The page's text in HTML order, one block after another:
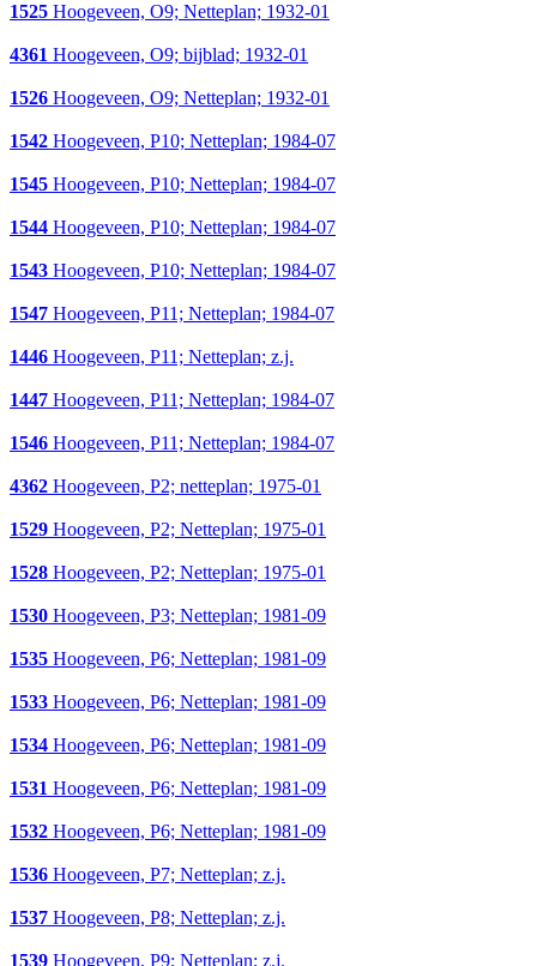
1525 Hoogeveen, O9; Netteplan; 1932-01
4361 Hoogeveen, O9; bijblad; 1932-01
1526 Hoogeveen, O9; Netteplan; 1932-01
1542 Hoogeveen, P10; Netteplan; 1984-07
1545 Hoogeveen, P10; Netteplan; 1984-07
1544 Hoogeveen, P10; Netteplan; 1984-07
1543 Hoogeveen, P10; Netteplan; 1984-07
1547 Hoogeveen, P11; Netteplan; 1984-07
1446 Hoogeveen, P11; Netteplan; z.j.
1447 Hoogeveen, P11; Netteplan; 1984-07
1546 Hoogeveen, P11; Netteplan; 1984-07
4362 Hoogeveen, P2; netteplan; 1975-01
1529 Hoogeveen, P2; Netteplan; 1975-01
1528 Hoogeveen, P2; Netteplan; 1975-01
1530 Hoogeveen, P3; Netteplan; 1981-09
1535 Hoogeveen, P6; Netteplan; 1981-09
1533 Hoogeveen, P6; Netteplan; 1981-09
1534 Hoogeveen, P6; Netteplan; 1981-09
1531 Hoogeveen, P6; Netteplan; 1981-09
1532 Hoogeveen, P6; Netteplan; 1981-09
1536 Hoogeveen, P7; Netteplan; z.j.
1537 Hoogeveen, P8; Netteplan; z.j.
1539 Hoogeveen, P9; Netteplan; z.j.